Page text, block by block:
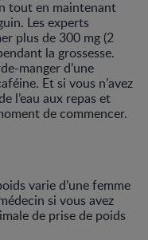
tout en maintenant
Les experts
plus de 300 mg (2
la grossesse.
manger d’une
Et si vous n’avez
l’eau aux repas et
de commencer.
varie d’une femme
si vous avez
de prise de poids